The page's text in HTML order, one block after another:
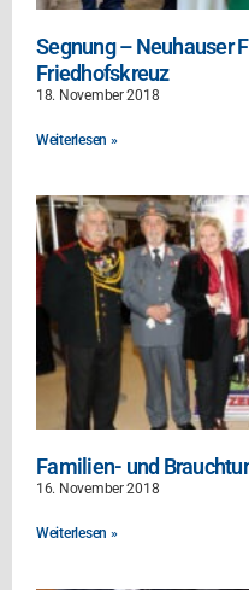
Segnung – Neuhauser
Friedhofskreuz
18. November 2018
Weiterlesen »
Familien- und
16. November 2018
Weiterlesen »